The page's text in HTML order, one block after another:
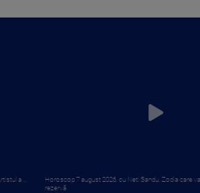
a ...
Horoscop 7 august 2026, cu Neti Sandu. Zodia care
rezervă